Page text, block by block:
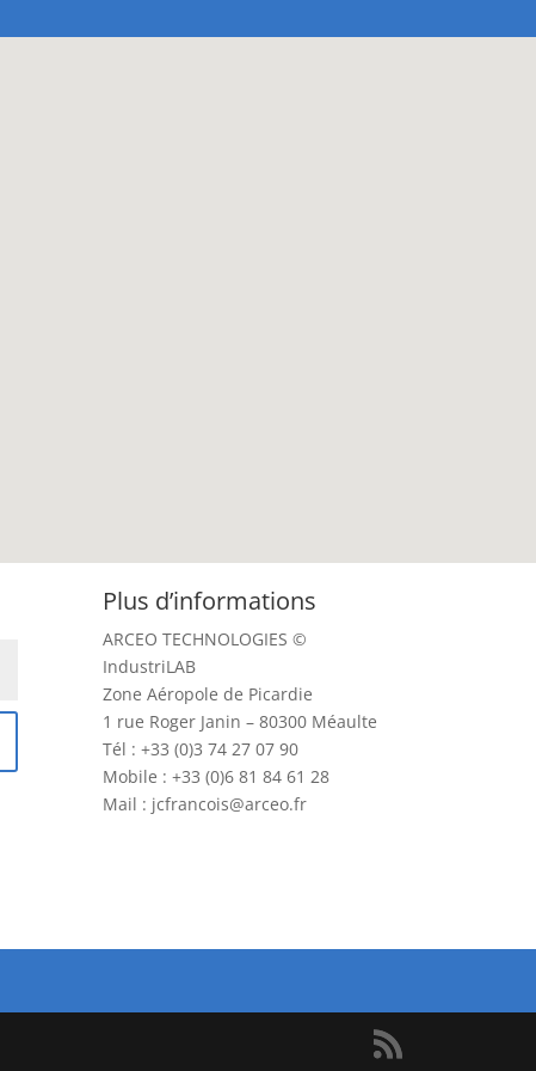
Plus d’informations
ARCEO TECHNOLOGIES ©
IndustriLAB
Zone Aéropole de Picardie
1 rue Roger Janin – 80300 Méaulte
Tél : +33 (0)3 74 27 07 90
Mobile : +33 (0)6 81 84 61 28
Mail : jcfrancois@arceo.fr